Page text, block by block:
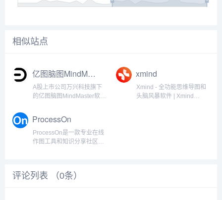
相似站点
亿图脑图MindMaster
A股上市公司万兴科技旗下
的亿图脑图MindMaster软件
和Linux等桌面环境，也可
以在线使用或在苹果，安卓
等移动端上使用。集成思维
xmind
Xmind - 全功能思维导图和
头脑风暴软件 | Xmind
ProcessOn
ProcessOn是一款专业在线
作图工具和知识分享社区，
图、鱼骨图、UML图等多种
评论列表 （0条）